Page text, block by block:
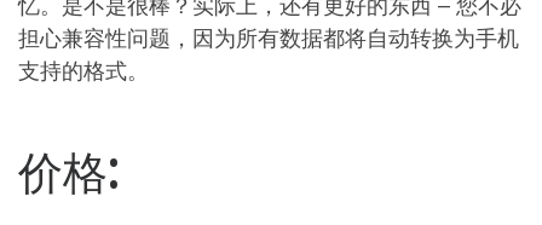
担心兼容性问题，因为所有数据都将自动转换为手机
支持的格式。
价格: